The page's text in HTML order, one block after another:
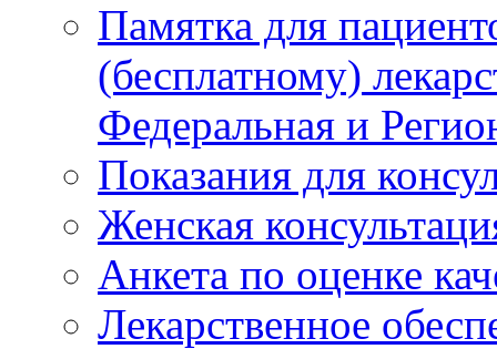
Памятка для
(бесплатному)
Федеральная и
Показания для
Женская
Анкета по оценке
Лекарственное